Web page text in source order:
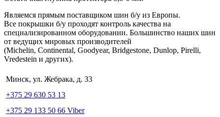
Являемся прямым поставщиком шин б/у из Европы.
Все покрышки б/у проходят контроль качества на
специализированном оборудовании. Большинство наших шин
от ведущих мировых производителей
(Michelin, Continental, Goodyear, Bridgestone, Dunlop, Pirelli,
Vredestein и других).
Минск, ул. Жебрака, д. 33
+375 29 630 53 13
+375 29 133 50 66 Viber